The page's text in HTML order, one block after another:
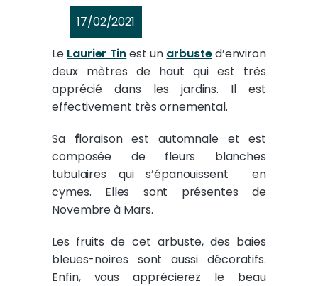
17/02/2021
Le Laurier Tinest un arbusted’environ
deux mètres de haut qui est très
apprécié dans les jardins. Il est
effectivement très ornemental.
Sa floraison est automnale et est
composée de fleurs blanches
tubulaires qui s’épanouissent en
cymes. Elles sont présentes de
Novembre à Mars.
Les fruits de cet arbuste, des baies
bleues-noires sont aussi décoratifs.
Enfin, vous apprécierez le beau